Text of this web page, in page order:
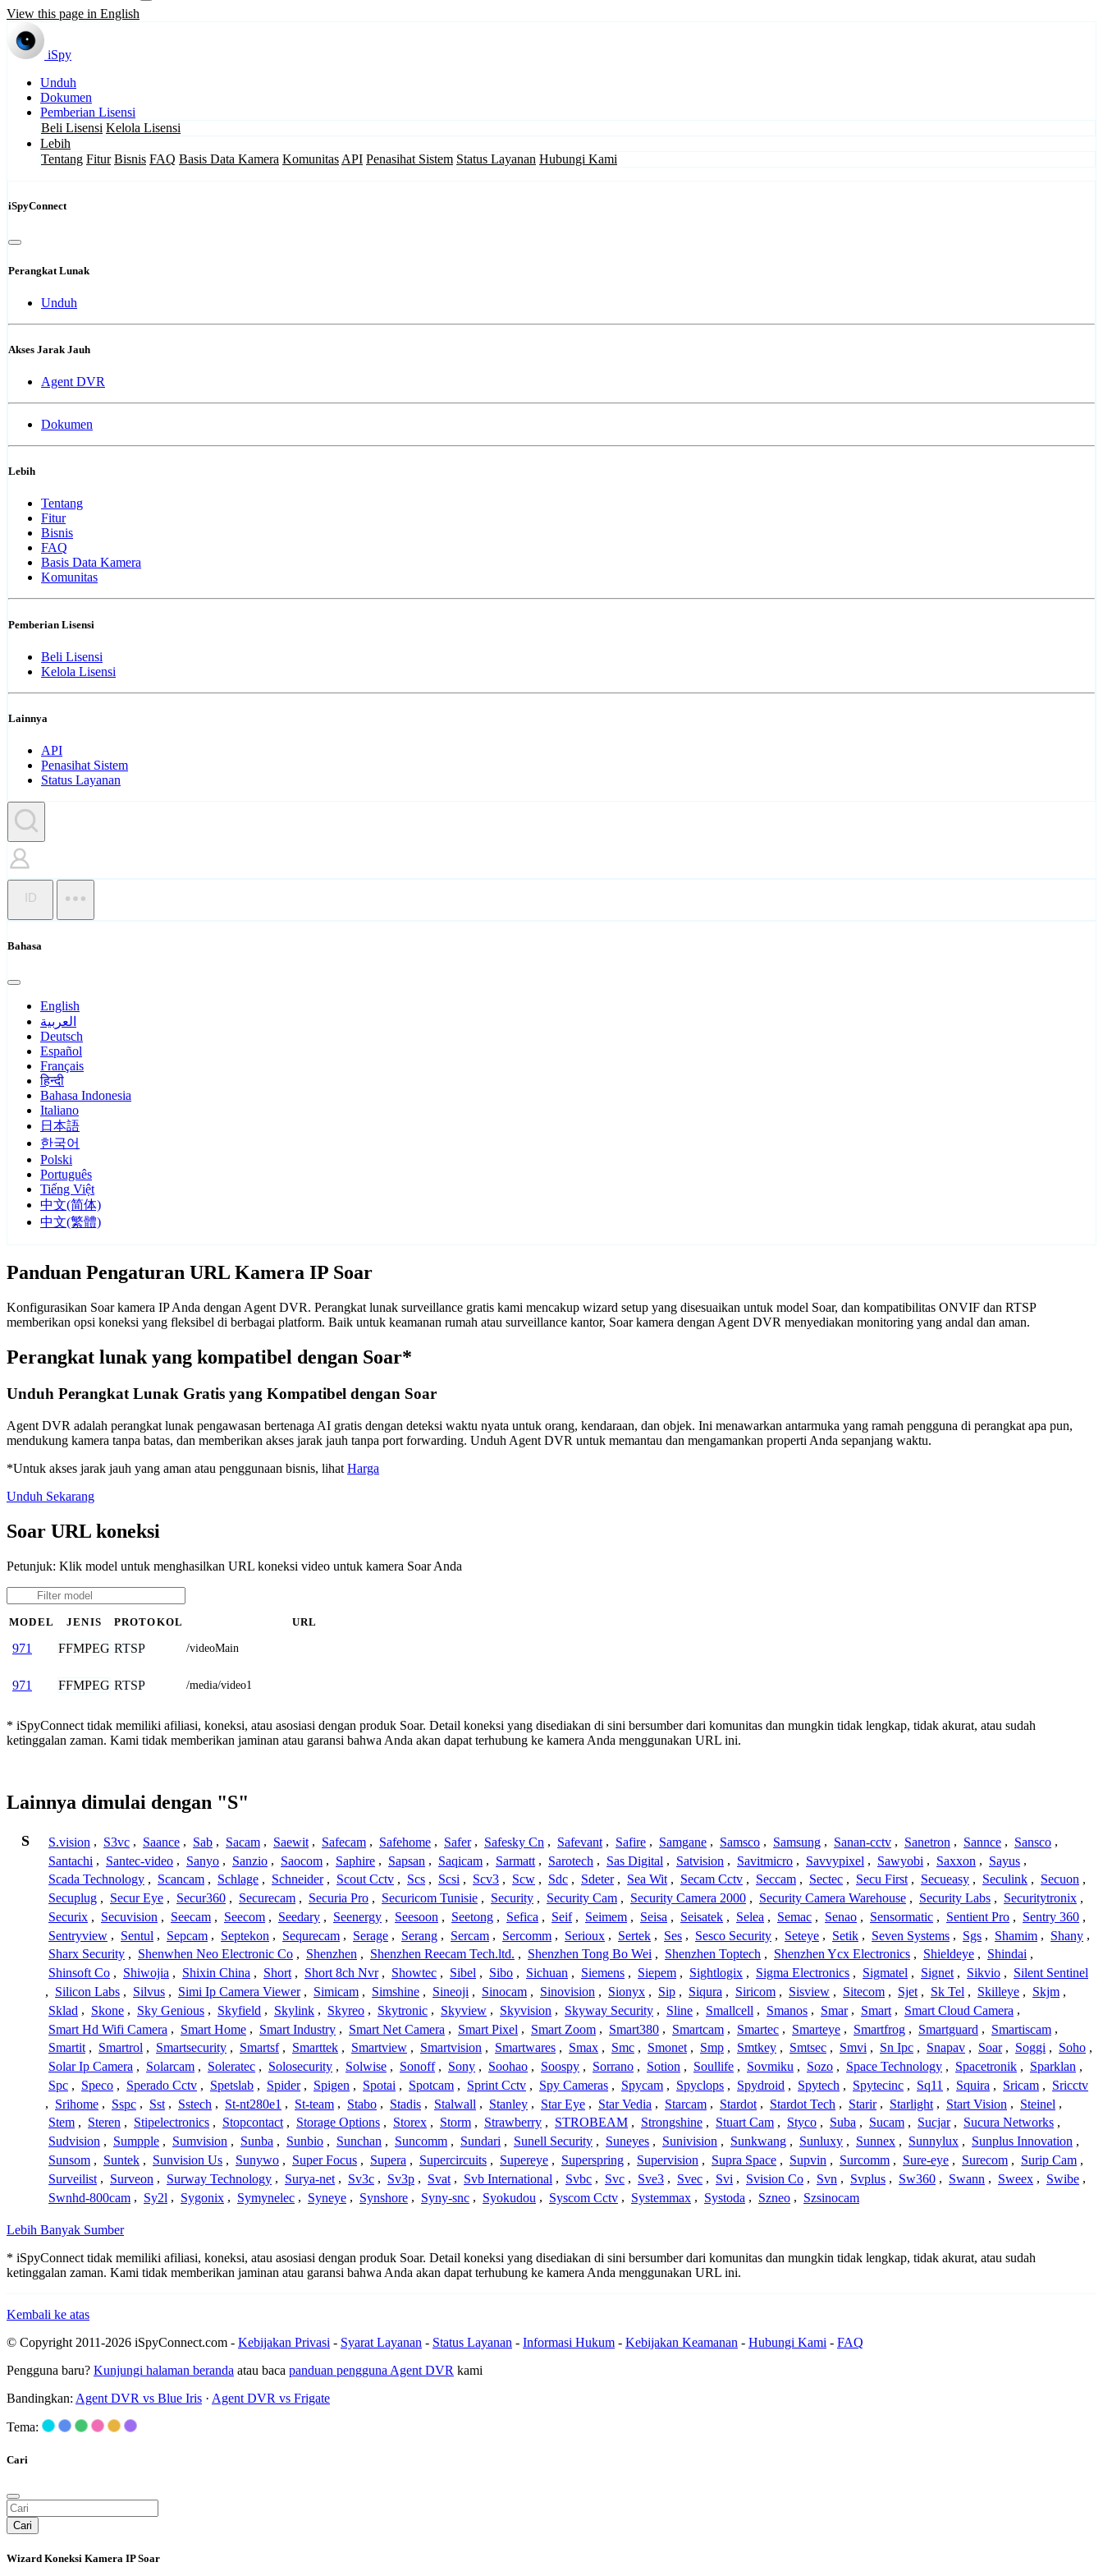
View this page in English
iSpy
Unduh
Dokumen
Pemberian Lisensi
Beli Lisensi Kelola Lisensi
Lebih
Tentang Fitur Bisnis FAQ Basis Data Kamera Komunitas API Penasihat Sistem Status Layanan Hubungi Kami
iSpyConnect
Perangkat Lunak
Unduh
Akses Jarak Jauh
Agent DVR
Dokumen
Lebih
Tentang
Fitur
Bisnis
FAQ
Basis Data Kamera
Komunitas
Pemberian Lisensi
Beli Lisensi
Kelola Lisensi
Lainnya
API
Penasihat Sistem
Status Layanan
ID
Bahasa
English
العربية
Deutsch
Español
Français
हिन्दी
Bahasa Indonesia
Italiano
日本語
한국어
Polski
Português
Tiếng Việt
中文(简体)
中文(繁體)
Panduan Pengaturan URL Kamera IP Soar
Konfigurasikan Soar kamera IP Anda dengan Agent DVR. Perangkat lunak surveillance gratis kami mencakup wizard setup yang disesuaikan untuk model Soar, dan kompatibilitas ONVIF dan RTSP
memberikan opsi koneksi yang fleksibel di berbagai platform. Baik untuk keamanan rumah atau surveillance kantor, Soar kamera dengan Agent DVR menyediakan monitoring yang andal dan aman.
Perangkat lunak yang kompatibel dengan Soar*
Unduh Perangkat Lunak Gratis yang Kompatibel dengan Soar
Agent DVR adalah perangkat lunak pengawasan bertenaga AI gratis dengan deteksi waktu nyata untuk orang, kendaraan, dan objek. Ini menawarkan antarmuka yang ramah pengguna di perangkat apa pun,
mendukung kamera tanpa batas, dan memberikan akses jarak jauh tanpa port forwarding. Unduh Agent DVR untuk memantau dan mengamankan properti Anda sepanjang waktu.
*Untuk akses jarak jauh yang aman atau penggunaan bisnis, lihat Harga
Unduh Sekarang
Soar URL koneksi
Petunjuk: Klik model untuk menghasilkan URL koneksi video untuk kamera Soar Anda
MODEL JENIS PROTOKOL URL
971 FFMPEG RTSP /videoMain
971 FFMPEG RTSP /media/video1
* iSpyConnect tidak memiliki afiliasi, koneksi, atau asosiasi dengan produk Soar. Detail koneksi yang disediakan di sini bersumber dari komunitas dan mungkin tidak lengkap, tidak akurat, atau sudah
ketinggalan zaman. Kami tidak memberikan jaminan atau garansi bahwa Anda akan dapat terhubung ke kamera Anda menggunakan URL ini.
Lainnya dimulai dengan "S"
S S.vision , S3vc , Saance , Sab , Sacam , Saewit , Safecam , Safehome , Safer , Safesky Cn , Safevant , Safire , Samgane , Samsco , Samsung , Sanan-cctv , Sanetron , Sannce , Sansco ,
Santachi , Santec-video , Sanyo , Sanzio , Saocom , Saphire , Sapsan , Saqicam , Sarmatt , Sarotech , Sas Digital , Satvision , Savitmicro , Savvypixel , Sawyobi , Saxxon , Sayus ,
Scada Technology , Scancam , Schlage , Schneider , Scout Cctv , Scs , Scsi , Scv3 , Scw , Sdc , Sdeter , Sea Wit , Secam Cctv , Seccam , Sectec , Secu First , Secueasy , Seculink , Secuon ,
Secuplug , Secur Eye , Secur360 , Securecam , Securia Pro , Securicom Tunisie , Security , Security Cam , Security Camera 2000 , Security Camera Warehouse , Security Labs , Securitytronix ,
Securix , Secuvision , Seecam , Seecom , Seedary , Seenergy , Seesoon , Seetong , Sefica , Seif , Seimem , Seisa , Seisatek , Selea , Semac , Senao , Sensormatic , Sentient Pro , Sentry 360 ,
Sentryview , Sentul , Sepcam , Septekon , Sequrecam , Serage , Serang , Sercam , Sercomm , Serioux , Sertek , Ses , Sesco Security , Seteye , Setik , Seven Systems , Sgs , Shamim , Shany ,
Sharx Security , Shenwhen Neo Electronic Co , Shenzhen , Shenzhen Reecam Tech.ltd. , Shenzhen Tong Bo Wei , Shenzhen Toptech , Shenzhen Ycx Electronics , Shieldeye , Shindai ,
Shinsoft Co , Shiwojia , Shixin China , Short , Short 8ch Nvr , Showtec , Sibel , Sibo , Sichuan , Siemens , Siepem , Sightlogix , Sigma Electronics , Sigmatel , Signet , Sikvio , Silent Sentinel
, Silicon Labs , Silvus , Simi Ip Camera Viewer , Simicam , Simshine , Sineoji , Sinocam , Sinovision , Sionyx , Sip , Siqura , Siricom , Sisview , Sitecom , Sjet , Sk Tel , Skilleye , Skjm ,
Sklad , Skone , Sky Genious , Skyfield , Skylink , Skyreo , Skytronic , Skyview , Skyvision , Skyway Security , Sline , Smallcell , Smanos , Smar , Smart , Smart Cloud Camera ,
Smart Hd Wifi Camera , Smart Home , Smart Industry , Smart Net Camera , Smart Pixel , Smart Zoom , Smart380 , Smartcam , Smartec , Smarteye , Smartfrog , Smartguard , Smartiscam ,
Smartit , Smartrol , Smartsecurity , Smartsf , Smarttek , Smartview , Smartvision , Smartwares , Smax , Smc , Smonet , Smp , Smtkey , Smtsec , Smvi , Sn Ipc , Snapav , Soar , Soggi , Soho ,
Solar Ip Camera , Solarcam , Soleratec , Solosecurity , Solwise , Sonoff , Sony , Soohao , Soospy , Sorrano , Sotion , Soullife , Sovmiku , Sozo , Space Technology , Spacetronik , Sparklan ,
Spc , Speco , Sperado Cctv , Spetslab , Spider , Spigen , Spotai , Spotcam , Sprint Cctv , Spy Cameras , Spycam , Spyclops , Spydroid , Spytech , Spytecinc , Sq11 , Squira , Sricam , Sricctv
, Srihome , Sspc , Sst , Sstech , St-nt280e1 , St-team , Stabo , Stadis , Stalwall , Stanley , Star Eye , Star Vedia , Starcam , Stardot , Stardot Tech , Starir , Starlight , Start Vision , Steinel ,
Stem , Steren , Stipelectronics , Stopcontact , Storage Options , Storex , Storm , Strawberry , STROBEAM , Strongshine , Stuart Cam , Styco , Suba , Sucam , Sucjar , Sucura Networks ,
Sudvision , Sumpple , Sumvision , Sunba , Sunbio , Sunchan , Suncomm , Sundari , Sunell Security , Suneyes , Sunivision , Sunkwang , Sunluxy , Sunnex , Sunnylux , Sunplus Innovation ,
Sunsom , Suntek , Sunvision Us , Sunywo , Super Focus , Supera , Supercircuits , Supereye , Superspring , Supervision , Supra Space , Supvin , Surcomm , Sure-eye , Surecom , Surip Cam ,
Surveilist , Surveon , Surway Technology , Surya-net , Sv3c , Sv3p , Svat , Svb International , Svbc , Svc , Sve3 , Svec , Svi , Svision Co , Svn , Svplus , Sw360 , Swann , Sweex , Swibe ,
Swnhd-800cam , Sy2l , Sygonix , Symynelec , Syneye , Synshore , Syny-snc , Syokudou , Syscom Cctv , Systemmax , Systoda , Szneo , Szsinocam
Lebih Banyak Sumber
* iSpyConnect tidak memiliki afiliasi, koneksi, atau asosiasi dengan produk Soar. Detail koneksi yang disediakan di sini bersumber dari komunitas dan mungkin tidak lengkap, tidak akurat, atau sudah
ketinggalan zaman. Kami tidak memberikan jaminan atau garansi bahwa Anda akan dapat terhubung ke kamera Anda menggunakan URL ini.
Kembali ke atas
© Copyright 2011-2026 iSpyConnect.com - Kebijakan Privasi - Syarat Layanan - Status Layanan - Informasi Hukum - Kebijakan Keamanan - Hubungi Kami - FAQ
Pengguna baru? Kunjungi halaman beranda atau baca panduan pengguna Agent DVR kami
Bandingkan: Agent DVR vs Blue Iris · Agent DVR vs Frigate
Tema:
Cari
Cari
Wizard Koneksi Kamera IP Soar